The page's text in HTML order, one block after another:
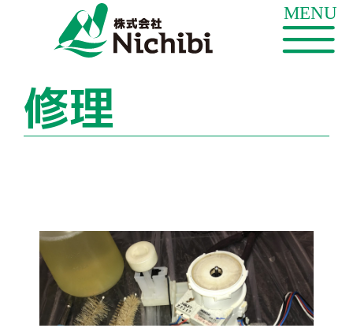
修理